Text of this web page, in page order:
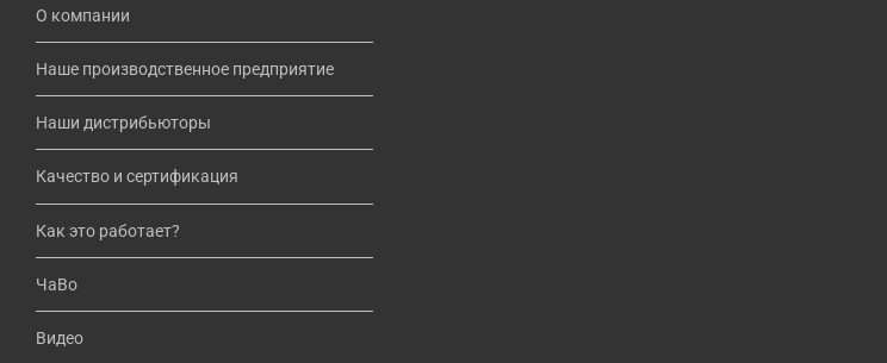
О компании
Наше производственное предприятие
Наши дистрибьюторы
Качество и сертификация
Как это работает?
ЧаВо
Видео